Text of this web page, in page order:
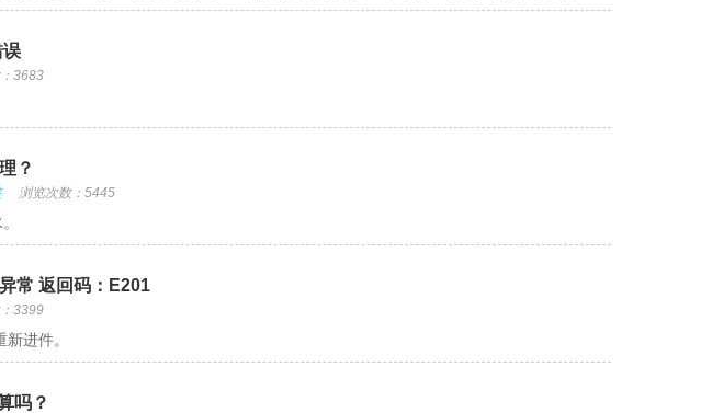
3683
？
浏览次数：5445
常 返回码：E201
3399
进件。
吗？